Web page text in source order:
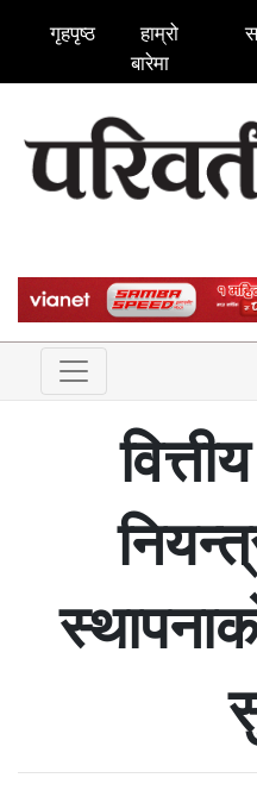
गृहपृष्ठ
हाम्रो
बारेमा